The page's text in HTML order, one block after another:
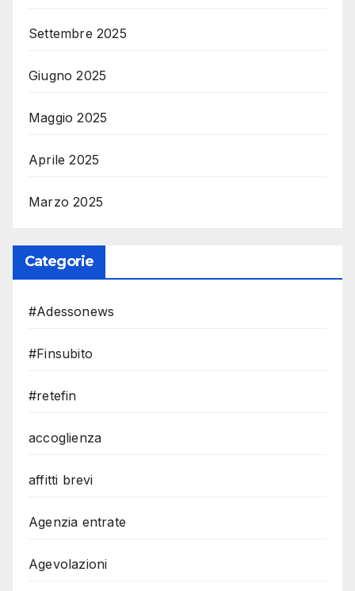
Settembre 2025
Giugno 2025
Maggio 2025
Aprile 2025
Marzo 2025
Categorie
#Adessonews
#Finsubito
#retefin
accoglienza
affitti brevi
Agenzia entrate
Agevolazioni